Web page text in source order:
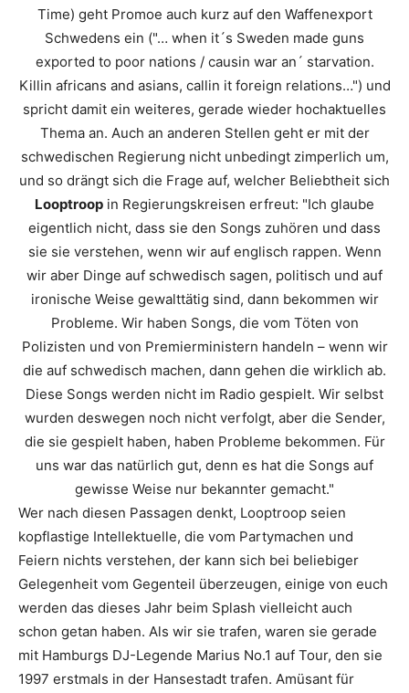
Time) geht Promoe auch kurz auf den Waffenexport
Schwedens ein ("… when it´s Sweden made guns
exported to poor nations / causin war an´ starvation.
Killin africans and asians, callin it foreign relations…") und
spricht damit ein weiteres, gerade wieder hochaktuelles
Thema an. Auch an anderen Stellen geht er mit der
schwedischen Regierung nicht unbedingt zimperlich um,
und so drängt sich die Frage auf, welcher Beliebtheit sich
Looptroop in Regierungskreisen erfreut: "Ich glaube
eigentlich nicht, dass sie den Songs zuhören und dass
sie sie verstehen, wenn wir auf englisch rappen. Wenn
wir aber Dinge auf schwedisch sagen, politisch und auf
ironische Weise gewalttätig sind, dann bekommen wir
Probleme. Wir haben Songs, die vom Töten von
Polizisten und von Premierministern handeln – wenn wir
die auf schwedisch machen, dann gehen die wirklich ab.
Diese Songs werden nicht im Radio gespielt. Wir selbst
wurden deswegen noch nicht verfolgt, aber die Sender,
die sie gespielt haben, haben Probleme bekommen. Für
uns war das natürlich gut, denn es hat die Songs auf
gewisse Weise nur bekannter gemacht."
Wer nach diesen Passagen denkt, Looptroop seien
kopflastige Intellektuelle, die vom Partymachen und
Feiern nichts verstehen, der kann sich bei beliebiger
Gelegenheit vom Gegenteil überzeugen, einige von euch
werden das dieses Jahr beim Splash vielleicht auch
schon getan haben. Als wir sie trafen, waren sie gerade
mit Hamburgs DJ-Legende Marius No.1 auf Tour, den sie
1997 erstmals in der Hansestadt trafen. Amüsant für